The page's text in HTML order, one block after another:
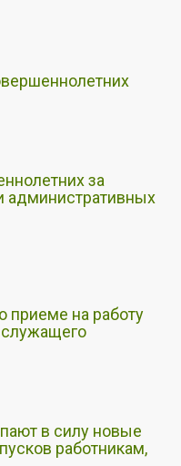
за
административных
приеме на работу
служащего
в силу новые
работникам,